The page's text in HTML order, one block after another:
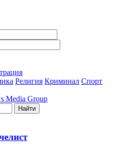
Религия Криминал Спорт
Media Group
Найти